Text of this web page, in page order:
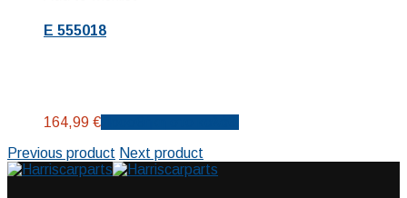
E 555018
164,99 €
Previous product Next product